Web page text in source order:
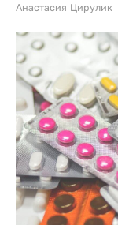
Анастасия Цирулик